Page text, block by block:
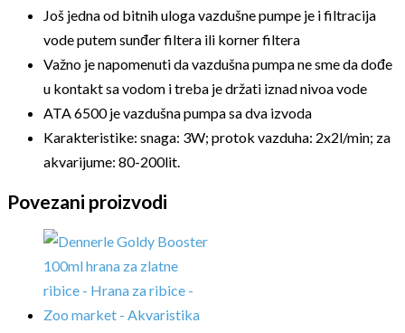
Još jedna od bitnih uloga vazdušne pumpe je i filtracija
vode putem sunđer filtera ili korner filtera
Važno je napomenuti da vazdušna pumpa ne sme da dođe
u kontakt sa vodom i treba je držati iznad nivoa vode
ATA 6500 je vazdušna pumpa sa dva izvoda
Karakteristike: snaga: 3W; protok vazduha: 2x2l/min; za
akvarijume: 80-200lit.
Povezani proizvodi